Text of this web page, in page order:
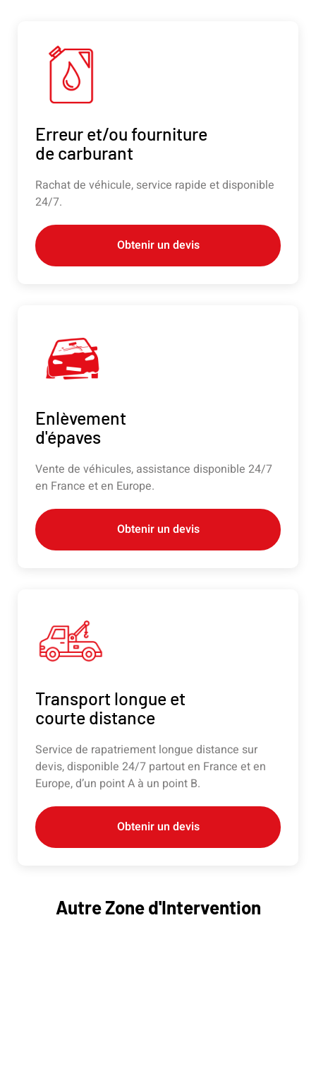
Erreur et/ou fourniture
de carburant
Rachat de véhicule, service rapide et disponible
24/7.
Obtenir un devis
Enlèvement
d'épaves
Vente de véhicules, assistance disponible 24/7
en France et en Europe.
Obtenir un devis
Transport longue et
courte distance
Service de rapatriement longue distance sur
devis, disponible 24/7 partout en France et en
Europe, d’un point A à un point B.
Obtenir un devis
Autre Zone d'Intervention